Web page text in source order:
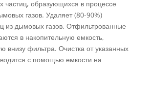
частиц, образующихся в процессе
газов. Удаляет (80-90%)
из дымовых газов. Отфильтрованные
в накопительную емкость,
внизу фильтра. Очистка от указанных
с помощью емкости на